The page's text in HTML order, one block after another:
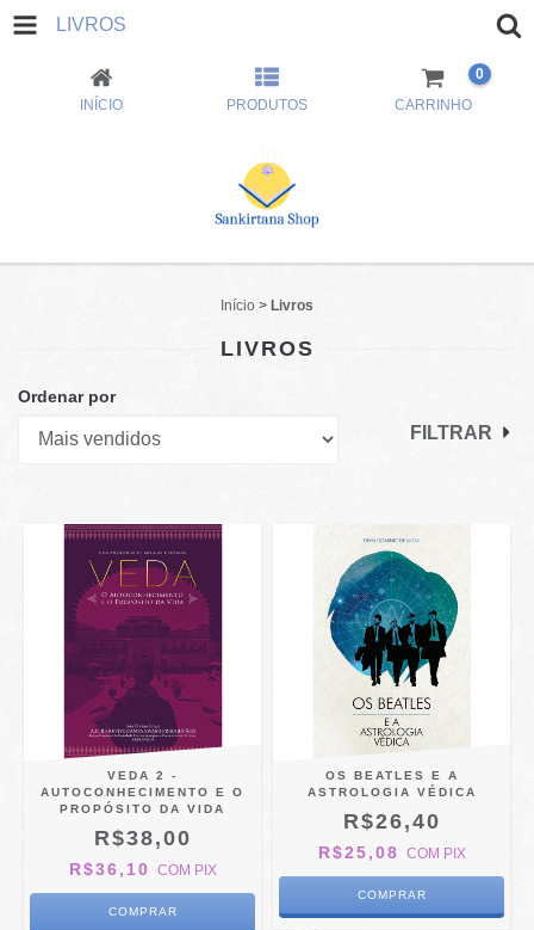
LIVROS
INÍCIO PRODUTOS CARRINHO
0
Início > Livros
LIVROS
Ordenar por
FILTRAR
VEDA 2 -
AUTOCONHECIMENTO E O
PROPÓSITO DA VIDA
R$38,00
R$36,10 COM PIX
OS BEATLES E A
ASTROLOGIA VÉDICA
R$26,40
R$25,08 COM PIX